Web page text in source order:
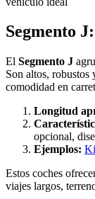
Segmento
El Segmento J
Son altos, robustos
comodidad en
Longitud
opcional,
Ejemplos:
Estos coches
viajes largos,